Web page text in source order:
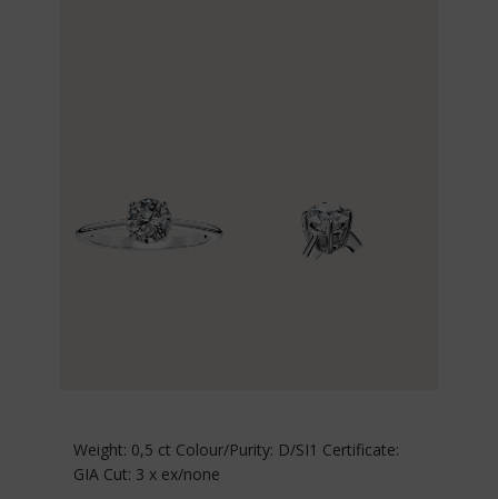
Weight: 0,5 ct Colour/Purity: D/SI1 Certificate:
GIA Cut: 3 x ex/none